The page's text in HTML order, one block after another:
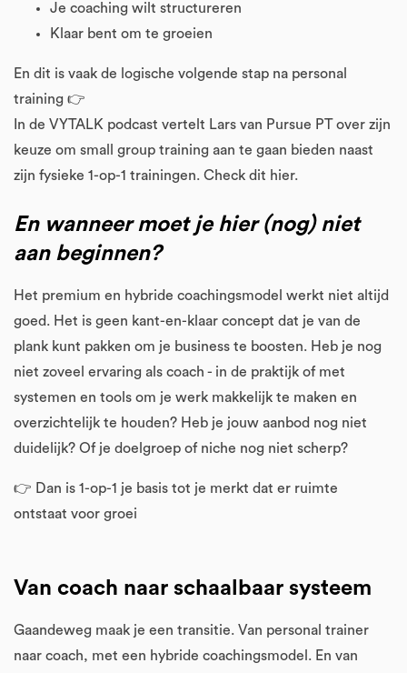
Je coaching wilt structureren
Klaar bent om te groeien
En dit is vaak de logische volgende stap na personal
training 👉
In de VYTALK podcast vertelt Lars van Pursue PT over zijn
keuze om small group training aan te gaan bieden naast
zijn fysieke 1-op-1 trainingen. Check dit hier.
En wanneer moet je hier (nog) niet
aan beginnen?
Het premium en hybride coachingsmodel werkt niet altijd
goed. Het is geen kant-en-klaar concept dat je van de
plank kunt pakken om je business te boosten. Heb je nog
niet zoveel ervaring als coach - in de praktijk of met
systemen en tools om je werk makkelijk te maken en
overzichtelijk te houden? Heb je jouw aanbod nog niet
duidelijk? Of je doelgroep of niche nog niet scherp?
👉 Dan is 1-op-1 je basis tot je merkt dat er ruimte
ontstaat voor groei
Van coach naar schaalbaar systeem
Gaandeweg maak je een transitie. Van personal trainer
naar coach, met een hybride coachingsmodel. En van